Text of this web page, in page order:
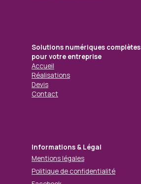
Solutions numériques complètes
pour votre entreprise
Accueil
Réalisations
Devis
Contact
Informations & Légal
Mentions légales
Politique de confidentialité